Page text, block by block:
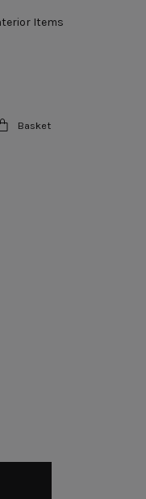
Items
Basket